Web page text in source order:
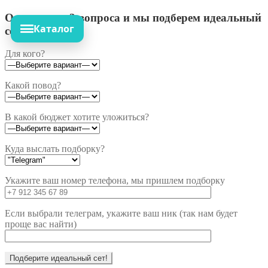
Ответьте на 3 вопроса и мы подберем идеальный
сет!
Для кого?
Какой повод?
В какой бюджет хотите уложиться?
Куда выслать подборку?
Укажите ваш номер телефона, мы пришлем подборку
Если выбрали телеграм, укажите ваш ник (так нам будет
проще вас найти)
Каталог